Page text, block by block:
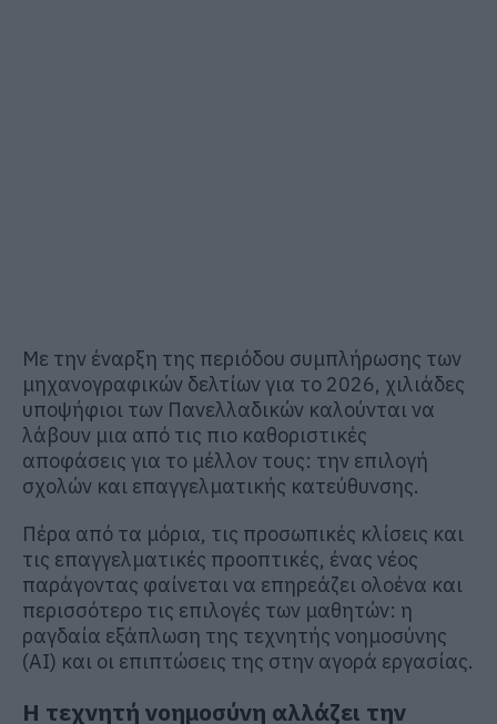
Με την έναρξη της περιόδου συμπλήρωσης των
μηχανογραφικών δελτίων για το 2026, χιλιάδες
υποψήφιοι των Πανελλαδικών καλούνται να
λάβουν μια από τις πιο καθοριστικές
αποφάσεις για το μέλλον τους: την επιλογή
σχολών και επαγγελματικής κατεύθυνσης.
Πέρα από τα μόρια, τις προσωπικές κλίσεις και
τις επαγγελματικές προοπτικές, ένας νέος
παράγοντας φαίνεται να επηρεάζει ολοένα και
περισσότερο τις επιλογές των μαθητών: η
ραγδαία εξάπλωση της τεχνητής νοημοσύνης
(AI) και οι επιπτώσεις της στην αγορά εργασίας.
Η τεχνητή νοημοσύνη αλλάζει την